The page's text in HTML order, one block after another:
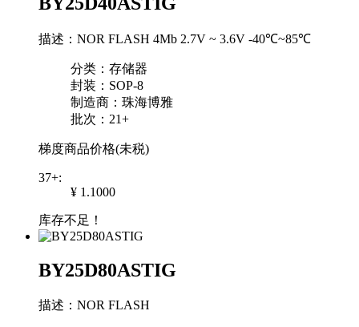
描述：NOR FLASH 4Mb 2.7V ~ 3.6V -40℃~85℃
分类：存储器
封装：SOP-8
制造商：珠海博雅
批次：21+
梯度商品价格(未税)
37+:
¥ 1.1000
库存不足！
BY25D80ASTIG
描述：NOR FLASH